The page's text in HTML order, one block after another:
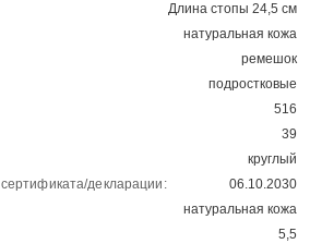
Длина стопы 24,5 см
натуральная кожа
ремешок
подростковые
516
39
круглый
декларации:
06.10.2030
натуральная кожа
5,5